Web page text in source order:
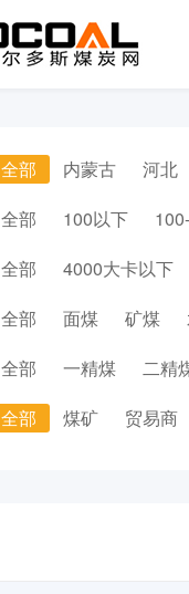
全部 内蒙古 河北
全部 100以下
全部 4000大卡以下
全部 面煤 矿煤
全部 一精煤 二精
全部 煤矿 贸易商